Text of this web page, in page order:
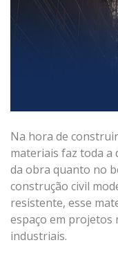
Na hora de
materiais faz toda
da obra quanto no
construção civil
resistente, esse
espaço em projetos
industriais.